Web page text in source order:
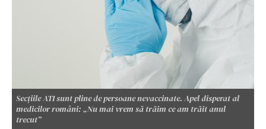
Secțiile ATI sunt pline de persoane nevaccinate. Apel disperat al
medicilor români: „Nu mai vrem să trăim ce am trăit anul
trecut”